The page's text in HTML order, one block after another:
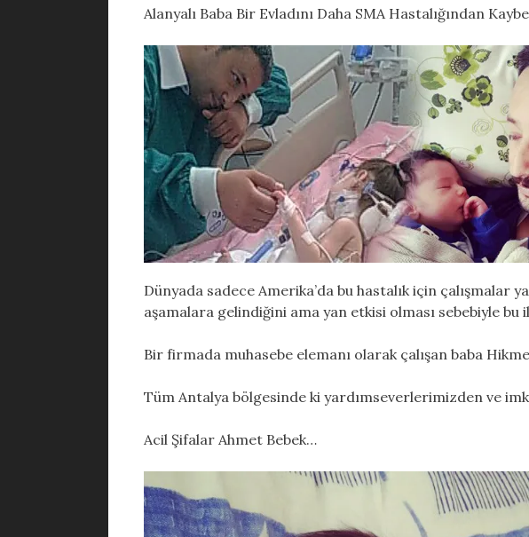
Alanyalı Baba Bir Evladını Daha SMA Hastalığından
Dünyada sadece Amerika’da bu hastalık için çalışmalar
aşamalara gelindiğini ama yan etkisi olması sebebiyle bu
Bir firmada muhasebe elemanı olarak çalışan baba
Tüm Antalya bölgesinde ki yardımseverlerimizden ve
Acil Şifalar Ahmet Bebek…